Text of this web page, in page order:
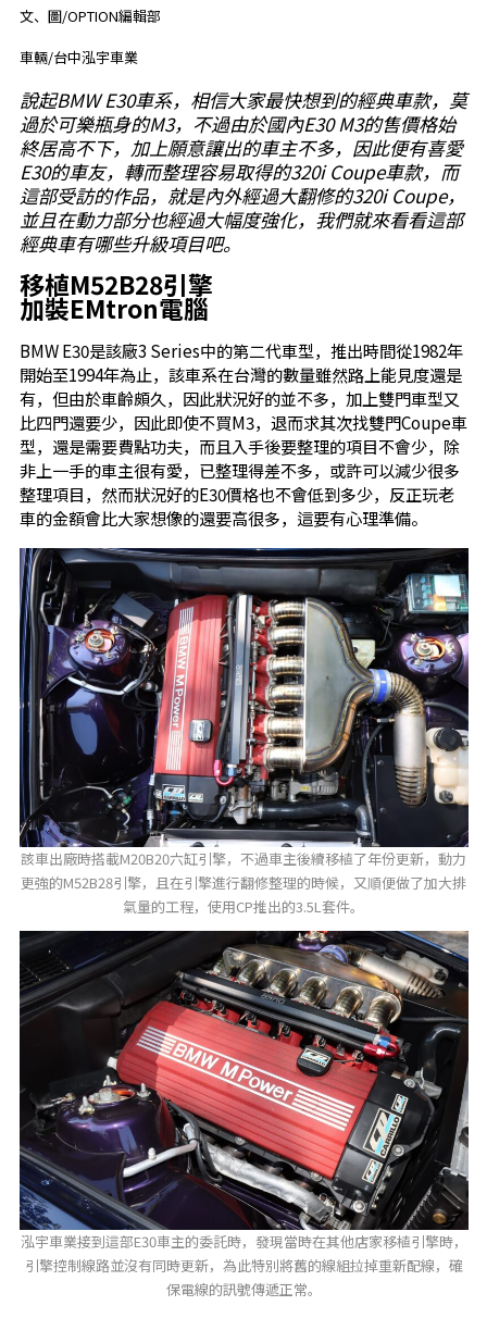
文、圖/OPTION編輯部
車輛/台中泓宇車業
說起BMW E30車系，相信大家最快想到的經典車款，莫
過於可樂瓶身的M3，不過由於國內E30 M3的售價格始
終居高不下，加上願意讓出的車主不多，因此便有喜愛
E30的車友，轉而整理容易取得的320i Coupe車款，而
這部受訪的作品，就是內外經過大翻修的320i Coupe，
並且在動力部分也經過大幅度強化，我們就來看看這部
經典車有哪些升級項目吧。
移植M52B28引擎
加裝EMtron電腦
BMW E30是該廠3 Series中的第二代車型，推出時間從1982年
開始至1994年為止，該車系在台灣的數量雖然路上能見度還是
有，但由於車齡頗久，因此狀況好的並不多，加上雙門車型又
比四門還要少，因此即使不買M3，退而求其次找雙門Coupe車
型，還是需要費點功夫，而且入手後要整理的項目不會少，除
非上一手的車主很有愛，已整理得差不多，或許可以減少很多
整理項目，然而狀況好的E30價格也不會低到多少，反正玩老
車的金額會比大家想像的還要高很多，這要有心理準備。
該車出廠時搭載M20B20六缸引擎，不過車主後續移植了年份更新，動力
更強的M52B28引擎，且在引擎進行翻修整理的時候，又順便做了加大排
氣量的工程，使用CP推出的3.5L套件。
泓宇車業接到這部E30車主的委託時，發現當時在其他店家移植引擎時，
引擎控制線路並沒有同時更新，為此特別將舊的線組拉掉重新配線，確
保電線的訊號傳遞正常。